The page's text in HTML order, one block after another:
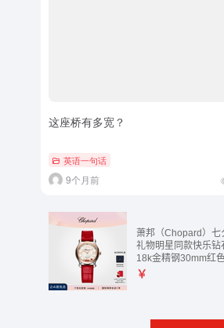
这座桥有多宽？
英语一句话
9个月前